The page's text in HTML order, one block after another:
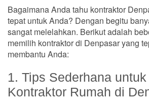
Bagaimana Anda tahu kontraktor
tepat untuk Anda? Dengan begitu
sangat melelahkan. Berikut adalah
memilih kontraktor di Denpasar yang
membantu Anda:
1. Tips Sederhana
Kontraktor Rumah di